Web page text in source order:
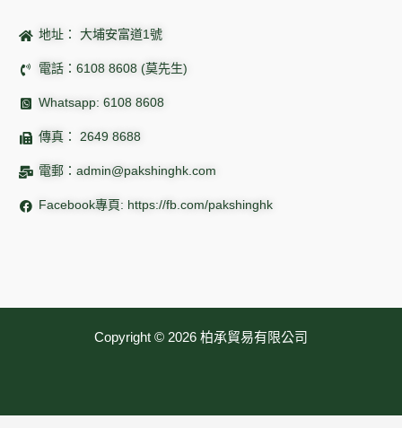
地址： 大埔安富道1號
電話：6108 8608 (莫先生)
Whatsapp: 6108 8608
傳真： 2649 8688
電郵： admin@pakshinghk.com
Facebook專頁: https://fb.com/pakshinghk
Copyright © 2026 柏承貿易有限公司